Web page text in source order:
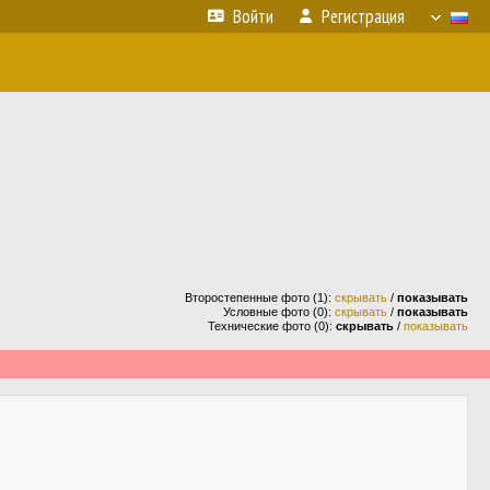
Войти Регистрация
Второстепенные фото (1): скрывать / показывать
Условные фото (0): скрывать / показывать
Технические фото (0): скрывать / показывать